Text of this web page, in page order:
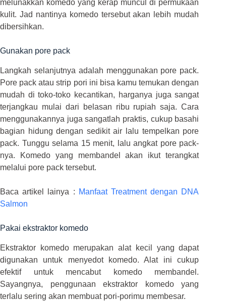
melunakkan komedo yang kerap muncul di permukaan
kulit. Jad nantinya komedo tersebut akan lebih mudah
dibersihkan.
Gunakan pore pack
Langkah selanjutnya adalah menggunakan pore pack.
Pore pack atau strip pori ini bisa kamu temukan dengan
mudah di toko-toko kecantikan, harganya juga sangat
terjangkau mulai dari belasan ribu rupiah saja. Cara
menggunakannya juga sangatlah praktis, cukup basahi
bagian hidung dengan sedikit air lalu tempelkan pore
pack. Tunggu selama 15 menit, lalu angkat pore pack-
nya. Komedo yang membandel akan ikut terangkat
melalui pore pack tersebut.
Baca artikel lainya : Manfaat Treatment dengan DNA
Salmon
Pakai ekstraktor komedo
Ekstraktor komedo merupakan alat kecil yang dapat
digunakan untuk menyedot komedo. Alat ini cukup
efektif untuk mencabut komedo membandel.
Sayangnya, penggunaan ekstraktor komedo yang
terlalu sering akan membuat pori-porimu membesar.